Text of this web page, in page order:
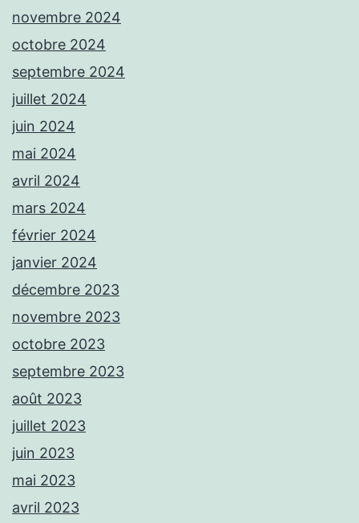
novembre 2024
octobre 2024
septembre 2024
juillet 2024
juin 2024
mai 2024
avril 2024
mars 2024
février 2024
janvier 2024
décembre 2023
novembre 2023
octobre 2023
septembre 2023
août 2023
juillet 2023
juin 2023
mai 2023
avril 2023